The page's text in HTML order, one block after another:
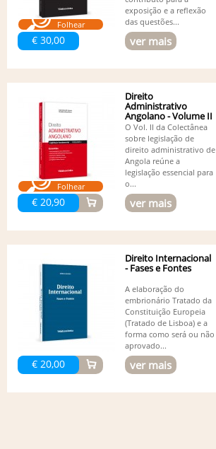
Folhear
€ 30,00
exposição e a reflexão
das questões...
ver mais
Folhear
€ 20,90
Direito
Administrativo
Angolano - Volume II
- Garantias
O Vol. II da Colectânea
sobre legislação de
direito administrativo de
Angola reúne a
legislação essencial para
o...
ver mais
€ 20,00
Direito Internacional
- Fases e Fontes
A elaboração do
embrionário Tratado da
Constituição Europeia
(Tratado de Lisboa) e a
forma como será ou não
aprovado...
ver mais